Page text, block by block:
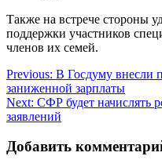
Также на встрече стороны
поддержки участников
членов их семей.
Навигация
по
записям
Previous: В Госдуму внесли
заниженной зарплаты
Next: СФР будет начислять
заявлений
Добавить